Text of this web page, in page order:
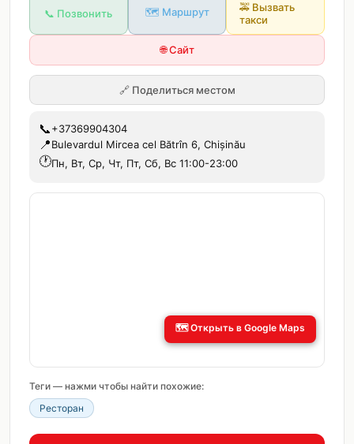
📞 Позвонить 🗺️ Маршрут 🚕 Вызвать
такси
🌐 Сайт
🔗 Поделиться местом
📞+37369904304
📍Bulevardul Mircea cel Bătrîn 6, Chișinău
🕐Пн, Вт, Ср, Чт, Пт, Сб, Вс 11:00-23:00
🗺️Открыть в Google Maps
Теги — нажми чтобы найти похожие:
Ресторан